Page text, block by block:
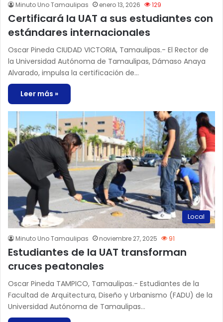
Minuto Uno Tamaulipas enero 13, 2026 129
Certificará la UAT a sus estudiantes con
estándares internacionales
Oscar Pineda CIUDAD VICTORIA, Tamaulipas.- El Rector de
la Universidad Autónoma de Tamaulipas, Dámaso Anaya
Alvarado, impulsa la certificación de…
Leer más »
Local
Minuto Uno Tamaulipas noviembre 27, 2025 91
Estudiantes de la UAT transforman
cruces peatonales
Oscar Pineda TAMPICO, Tamaulipas.- Estudiantes de la
Facultad de Arquitectura, Diseño y Urbanismo (FADU) de la
Universidad Autónoma de Tamaulipas…